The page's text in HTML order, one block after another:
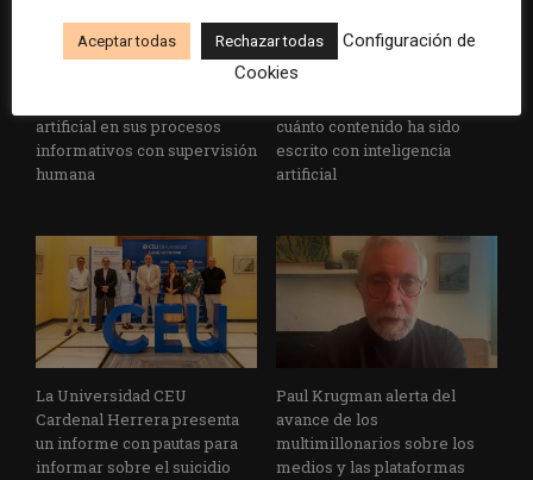
artificial en sus procesos
informativos con supervisión
humana
Substack incorpora una
cuánto contenido ha sido
escrito con inteligencia
artificial
La Universidad CEU
Cardenal Herrera presenta
un informe con pautas para
informar sobre el suicidio
Paul Krugman alerta del
avance de los
multimillonarios sobre los
medios y las plataformas
Aceptar todas Rechazar todas
Configuración de
Cookies